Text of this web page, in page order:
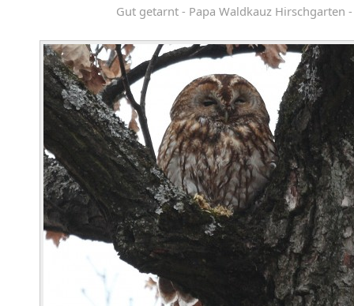
Gut getarnt - Papa Waldkauz Hirschgarten